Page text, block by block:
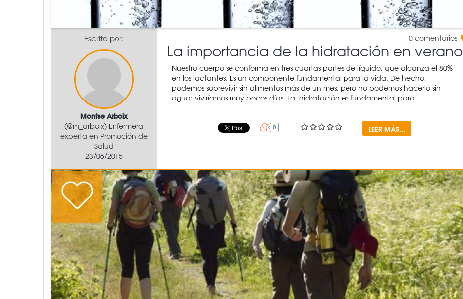
0 comentarios
La importancia de la hidratación en verano
Escrito por:
Montse Arboix
(@m_arboix) Enfermera
experta en Promoción de
Salud
23/06/2015
Nuestro cuerpo se conforma en tres cuartas partes de líquido, que alcanza el 80%
en los lactantes. Es un componente fundamental para la vida. De hecho,
podemos sobrevivir sin alimentos más de un mes, pero no podemos hacerlo sin
agua: viviríamos muy pocos días. La hidratación es fundamental para...
LEER MÁS...